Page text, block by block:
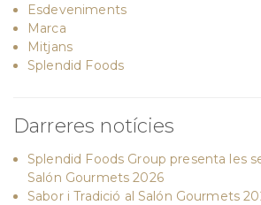
Esdeveniments
Marca
Mitjans
Splendid Foods
Darreres notícies
Splendid Foods Group presenta les
Salón Gourmets 2026
Sabor i Tradició al Salón Gourmets